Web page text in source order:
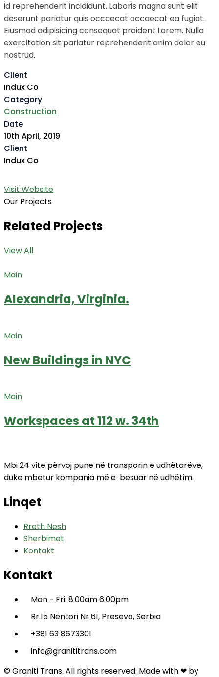
id reprehenderit incididunt. Laboris magna sunt elit
deserunt pariatur quis occaecat occaecat ea fugiat.
Eiusmod adipisicing consequat proident Lorem. Nulla
exercitation sit pariatur reprehenderit anim dolor eu
nostrud.
Client
Indux Co
Category
Construction
Date
10th April, 2019
Client
Indux Co
Visit Website
Our Projects
Related Projects
View All
Main
Alexandria, Virginia.
Main
New Buildings in NYC
Main
Workspaces at 112 w. 34th
Mbi 24 vite përvoj pune në transporin e udhëtarëve,
duke mbetur kompania më e besuar në udhëtim.
Linqet
Rreth Nesh
Sherbimet
Kontakt
Kontakt
Mon - Fri: 8.00am 6.00pm
Rr.15 Nëntori Nr 61, Presevo, Serbia
+381 63 8673301
info@granititrans.com
© Graniti Trans. All rights reserved. Made with ❤ by